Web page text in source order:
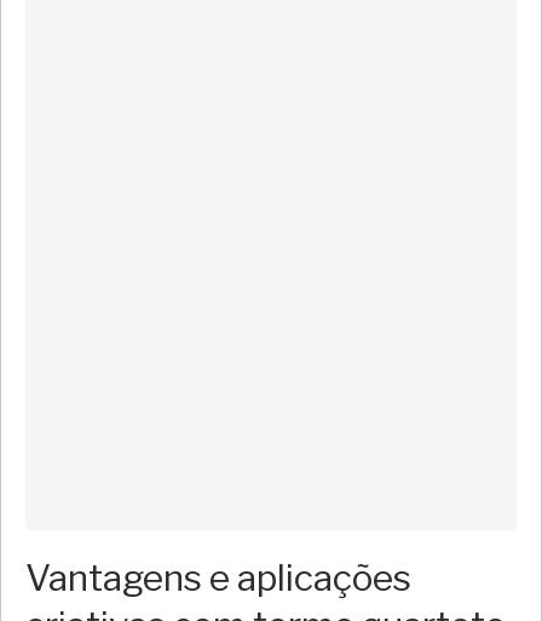
Vantagens e aplicações